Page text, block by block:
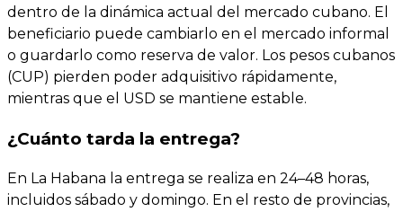
dentro de la dinámica actual del mercado cubano. El
beneficiario puede cambiarlo en el mercado informal
o guardarlo como reserva de valor. Los pesos cubanos
(CUP) pierden poder adquisitivo rápidamente,
mientras que el USD se mantiene estable.
¿Cuánto tarda la entrega?
En La Habana la entrega se realiza en 24–48 horas,
incluidos sábado y domingo. En el resto de provincias,